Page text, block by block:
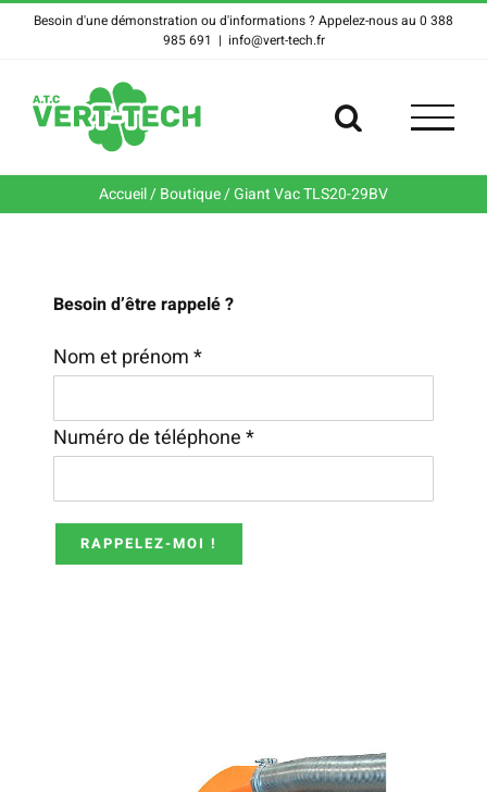
SkipBesoin d'une démonstration ou d'informations ? Appelez-nous au 0 388
985 691 | info@vert-tech.fr
Accueil/Boutique/Giant Vac TLS20-29BV
Besoin d’être rappelé ?
Nom et prénom *
Numéro de téléphone *